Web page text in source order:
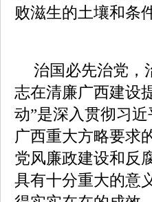
败滋生的土壤和条
治国必先治党，
志在清廉广西建设
动”是深入贯彻习
广西重大方略要求
党风廉政建设和反
具有十分重大的意